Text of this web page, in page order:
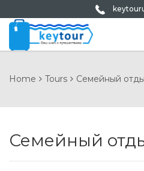
Home Tours Семейный
Семейный